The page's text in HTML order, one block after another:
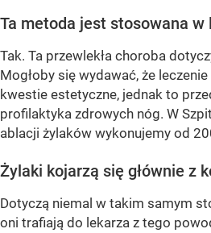
Ta metoda jest stosowana w
Tak. Ta przewlekła choroba
Mogłoby się wydawać, że
kwestie estetyczne, jednak to
profilaktyka zdrowych nóg. W
ablacji żylaków wykonujemy od
Żylaki kojarzą się głównie z
Dotyczą niemal w takim samym
oni trafiają do lekarza z tego